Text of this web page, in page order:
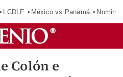
LCDLF México vs Panamá
Colón e